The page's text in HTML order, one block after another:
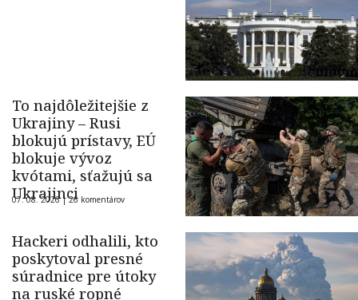
To najdôležitejšie z
Ukrajiny – Rusi
blokujú prístavy, EÚ
blokuje vývoz
kvótami, sťažujú sa
Ukrajinci
07. 08. 2026 |26 komentárov
Hackeri odhalili, kto
poskytoval presné
súradnice pre útoky
na ruské ropné